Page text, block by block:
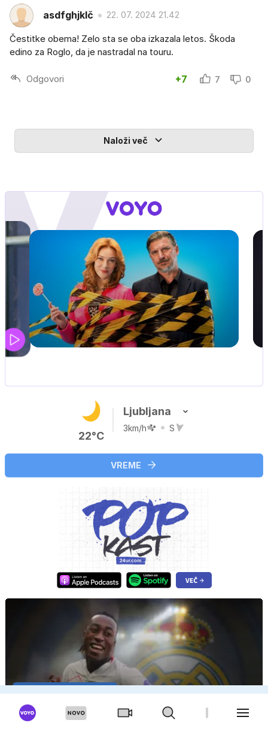
asdfghjklč 22. 07. 2024 21.42
Čestitke obema! Zelo sta se oba izkazala letos. Škoda
edino za Roglo, da je nastradal na touru.
Odgovori +7 7 0
Naloži več
22°C
Ljubljana
3km/h S
VREME
DO 140 MILIJONOV EVROV
Real Madrid bo za Diomandeja odštel toliko, kot ni
še za nikogar